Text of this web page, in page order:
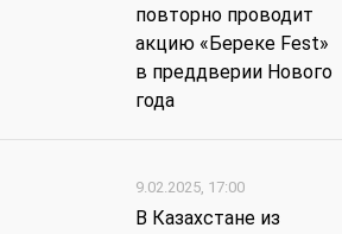
повторно проводит
акцию «Береке Fest»
в преддверии Нового
года
9.02.2025, 17:00
В Казахстане из